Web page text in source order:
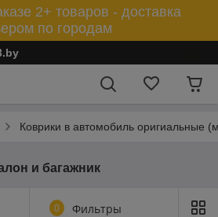
2+ товаров - доставка
по городам
Коврики в автомобиль оригиальные
и багажник
0 Фильтры